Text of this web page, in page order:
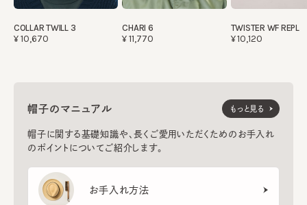
COLLAR TWILL 3
¥10,670
CHARI 6
¥11,770
TWISTER WF REPL
¥10,120
帽子のマニュアル
帽子に関する基礎知識や、長くご愛用いただくためのお手入れ
のポイントについてご紹介します。
お手入れ方法
もっと見る